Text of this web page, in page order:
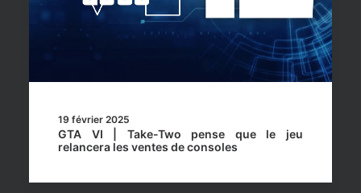
19 février 2025
GTA VI | Take-Two pense que le jeu
relancera les ventes de consoles